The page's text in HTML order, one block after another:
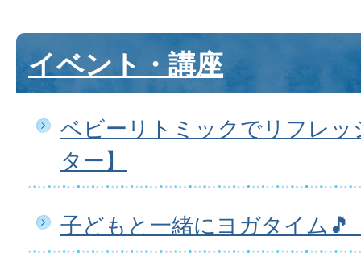
イベント・講座
ベビーリトミックでリフレ
ター】
子どもと一緒にヨガタイム🎵